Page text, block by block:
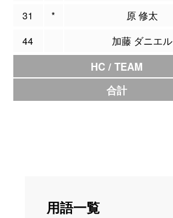
31
* 原 修太
44
加藤 ダニエル
HC / TEAM
合計
用語一覧